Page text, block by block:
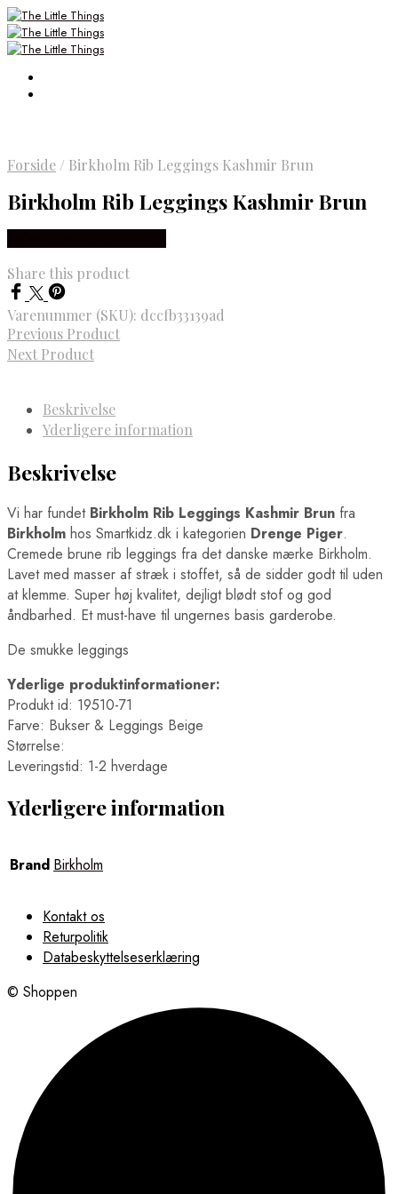
Forside / Birkholm Rib Leggings Kashmir Brun
Birkholm Rib Leggings Kashmir Brun
Share this product
Varenummer (SKU): dccfb33139ad
Previous Product
Next Product
Beskrivelse
Yderligere information
Beskrivelse
Vi har fundet Birkholm Rib Leggings Kashmir Brun fra
Birkholm hos Smartkidz.dk i kategorien Drenge Piger.
Cremede brune rib leggings fra det danske mærke Birkholm.
Lavet med masser af stræk i stoffet, så de sidder godt til uden
at klemme. Super høj kvalitet, dejligt blødt stof og god
åndbarhed. Et must-have til ungernes basis garderobe.
De smukke leggings
Yderlige produktinformationer:
Produkt id: 19510-71
Farve: Bukser & Leggings Beige
Størrelse:
Leveringstid: 1-2 hverdage
Yderligere information
Brand Birkholm
Kontakt os
Returpolitik
Databeskyttelseserklæring
© Shoppen